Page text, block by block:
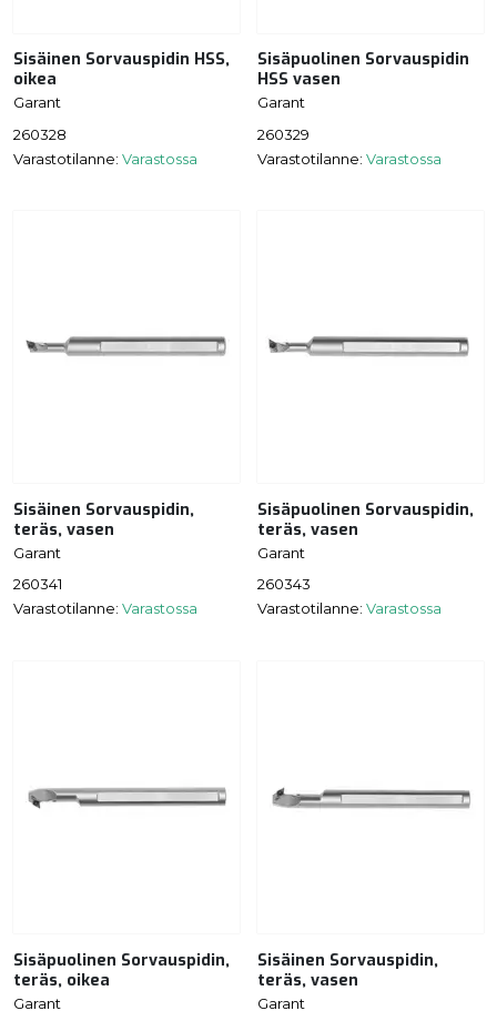
Sisäinen Sorvauspidin HSS,
oikea
Garant
260328
Varastotilanne: Varastossa
Sisäpuolinen Sorvauspidin
HSS vasen
Garant
260329
Varastotilanne: Varastossa
Sisäinen Sorvauspidin,
teräs, vasen
Garant
260341
Varastotilanne: Varastossa
Sisäpuolinen Sorvauspidin,
teräs, vasen
Garant
260343
Varastotilanne: Varastossa
Sisäpuolinen Sorvauspidin,
teräs, oikea
Garant
Sisäinen Sorvauspidin,
teräs, vasen
Garant